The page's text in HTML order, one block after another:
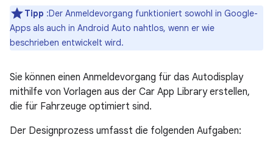
Tipp :Der Anmeldevorgang funktioniert sowohl in Google-
Apps als auch in Android Auto nahtlos, wenn er wie
beschrieben entwickelt wird.
Sie können einen Anmeldevorgang für das Autodisplay
mithilfe von Vorlagen aus der Car App Library erstellen,
die für Fahrzeuge optimiert sind.
Der Designprozess umfasst die folgenden Aufgaben: